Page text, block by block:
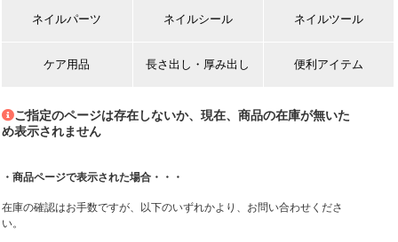
ネイルパーツ ネイルシール ネイルツール
ケア用品 長さ出し・厚み出し 便利アイテム
ご指定のページは存在しないか、現在、商品の在庫が無いた
め表示されません
・商品ページで表示された場合・・・
在庫の確認はお手数ですが、以下のいずれかより、お問い合わせくださ
い。